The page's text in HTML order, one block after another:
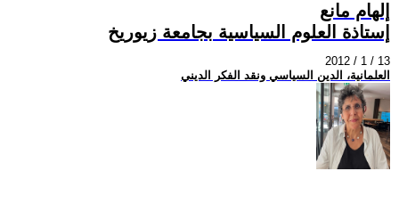
إلهام مانع
إستاذة العلوم السياسية بجامعة زيوريخ
2012 / 1 / 13
العلمانية، الدين السياسي ونقد الفكر الديني